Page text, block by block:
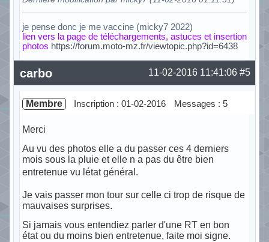
je pense donc je me vaccine (micky7 2022)
lien vers la page de téléchargements, astuces et insertion
photos https://forum.moto-mz.fr/viewtopic.php?id=6438
Hors ligne #5
11-02-2016 11:41:06
carbo
Membre Inscription : 01-02-2016 Messages : 5
Merci
Au vu des photos elle a du passer ces 4 derniers
mois sous la pluie et elle n a pas du être bien
entretenue vu létat général.
Je vais passer mon tour sur celle ci trop de risque de
mauvaises surprises.
Si jamais vous entendiez parler d'une RT en bon
état ou du moins bien entretenue, faite moi signe.